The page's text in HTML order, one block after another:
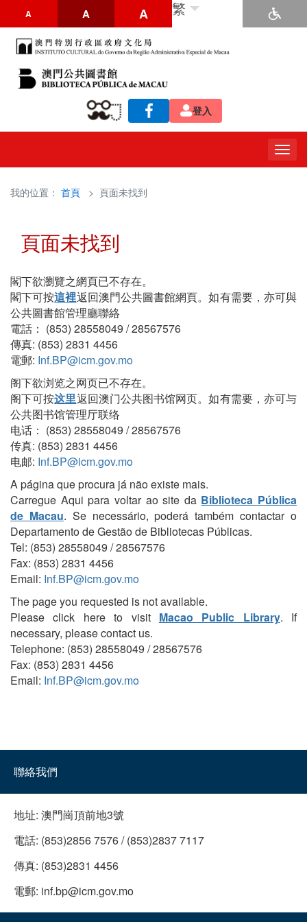
A A A 繁
登入
我的位置： 首頁 > 頁面未找到
頁面未找到
閣下欲瀏覽之網頁已不存在。
閣下可按這裡返回澳門公共圖書館網頁。如有需要，亦可與
公共圖書館管理廳聯絡
電話： (853) 28558049 / 28567576
傳真: (853) 2831 4456
電郵: Inf.BP@icm.gov.mo
阁下欲浏览之网页已不存在。
阁下可按这里返回澳门公共图书馆网页。如有需要，亦可与
公共图书馆管理厅联络
电话： (853) 28558049 / 28567576
传真: (853) 2831 4456
电邮: Inf.BP@icm.gov.mo
A página que procura já não existe mais.
Carregue Aqui para voltar ao site da Biblioteca Pública
de Macau. Se necessário, poderá também contactar o
Departamento de Gestão de Bibliotecas Públicas.
Tel: (853) 28558049 / 28567576
Fax: (853) 2831 4456
Email: Inf.BP@icm.gov.mo
The page you requested is not available.
Please click here to visit Macao Public Library. If
necessary, please contact us.
Telephone: (853) 28558049 / 28567576
Fax: (853) 2831 4456
Email: Inf.BP@icm.gov.mo
聯絡我們
地址: 澳門崗頂前地3號
電話: (853)2856 7576 / (853)2837 7117
傳真: (853)2831 4456
電郵: inf.bp@icm.gov.mo